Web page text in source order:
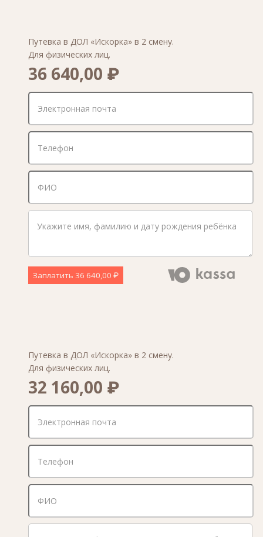
Путевка в ДОЛ «Искорка» в 2 смену.
Для физических лиц.
36 640,00 ₽
Заплатить 36 640,00 ₽
Путевка в ДОЛ «Искорка» в 2 смену.
Для физических лиц.
32 160,00 ₽